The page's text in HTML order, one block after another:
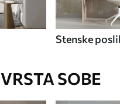
Stenske
VRSTA SOBE